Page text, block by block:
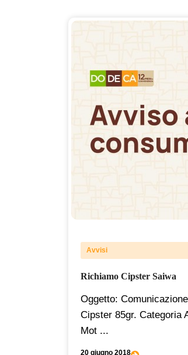
Avvisi
Richiamo Cipster Saiwa
Oggetto:
Cipster 85gr. Categoria
Mot ...
20 giugno 2018